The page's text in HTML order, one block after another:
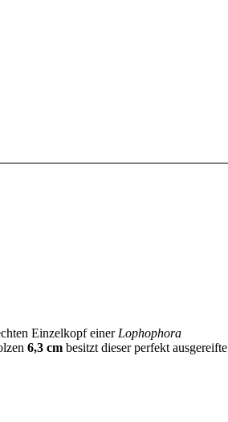
Einzelkopf einer Lophophora
6,3 cm besitzt dieser perfekt ausgereifte